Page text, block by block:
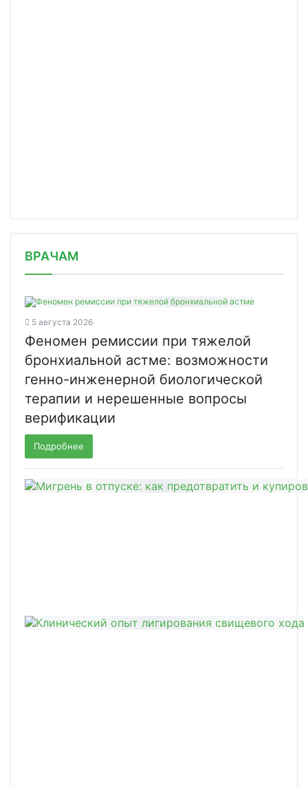
ВРАЧАМ
5 августа 2026
Феномен ремиссии при тяжелой
бронхиальной астме: возможности
генно-инженерной биологической
терапии и нерешенные вопросы
верификации
Подробнее